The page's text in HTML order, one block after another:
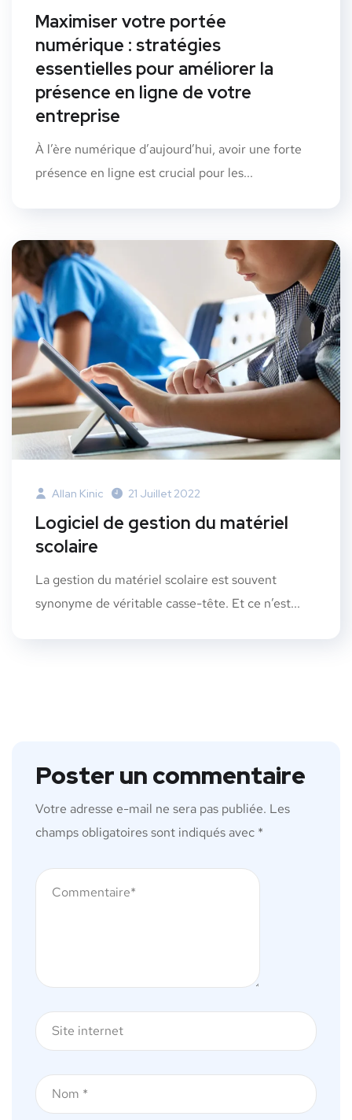
Maximiser votre portée
numérique : stratégies
essentielles pour améliorer la
présence en ligne de votre
entreprise
À l’ère numérique d’aujourd’hui, avoir une forte
présence en ligne est crucial pour les...
Allan Kinic 21 Juillet 2022
Logiciel de gestion du matériel
scolaire
La gestion du matériel scolaire est souvent
synonyme de véritable casse-tête. Et ce n’est...
Poster un commentaire
Votre adresse e-mail ne sera pas publiée. Les
champs obligatoires sont indiqués avec *